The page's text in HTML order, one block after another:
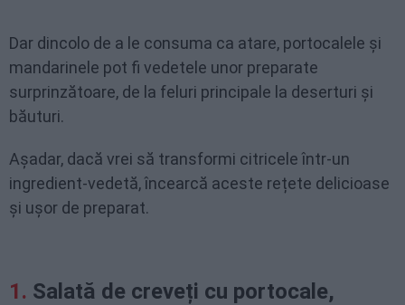
Dar dincolo de a le consuma ca atare, portocalele și
mandarinele pot fi vedetele unor preparate
surprinzătoare, de la feluri principale la deserturi și
băuturi.
Așadar, dacă vrei să transformi citricele într-un
ingredient-vedetă, încearcă aceste rețete delicioase
și ușor de preparat.
Salată de creveți cu portocale,